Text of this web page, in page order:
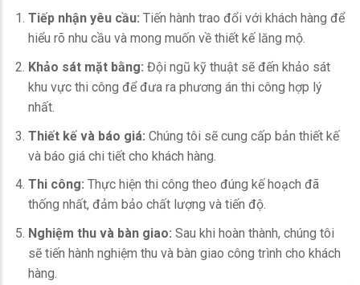
Tiếp nhận yêu cầu: Tiến hành trao đổi với khách hàng để
hiểu rõ nhu cầu và mong muốn về thiết kế lăng mộ.
Khảo sát mặt bằng: Đội ngũ kỹ thuật sẽ đến khảo sát
khu vực thi công để đưa ra phương án thi công hợp lý
nhất.
Thiết kế và báo giá: Chúng tôi sẽ cung cấp bản thiết kế
và báo giá chi tiết cho khách hàng.
Thi công: Thực hiện thi công theo đúng kế hoạch đã
thống nhất, đảm bảo chất lượng và tiến độ.
Nghiệm thu và bàn giao: Sau khi hoàn thành, chúng tôi
sẽ tiến hành nghiệm thu và bàn giao công trình cho khách
hàng.